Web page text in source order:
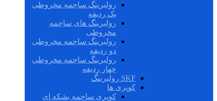
رولبرینگ ساچمه مخروطی
یک ردیفه
رولبرینگ های ساچمه
مخروطی
رولبرینگ ساچمه مخروطی
دو ردیفه
رولبرینگ ساچمه مخروطی
چهار ردیفه
SKF رولبرینگ
کوپری ها
کوپری ساچمه بشکه ای